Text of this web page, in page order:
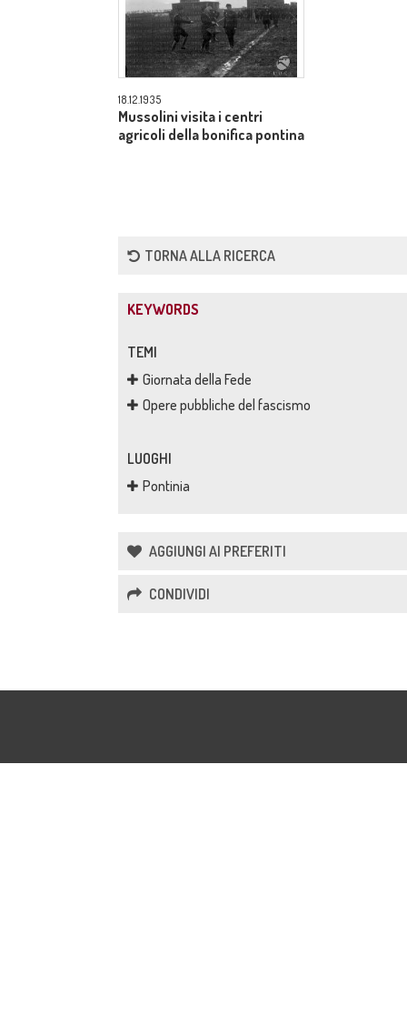
18.12.1935
Mussolini visita i centri
agricoli della bonifica pontina
TORNA ALLA RICERCA
KEYWORDS
TEMI
Giornata della Fede
Opere pubbliche del fascismo
LUOGHI
Pontinia
AGGIUNGI AI PREFERITI
CONDIVIDI